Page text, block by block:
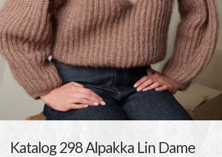
Katalog 298 Alpakka Lin Dame